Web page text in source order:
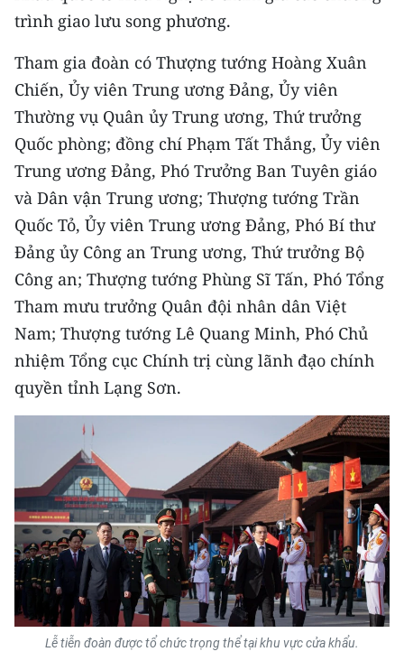
CHƯƠNG TRÌNH OCOP - MỖI XÃ
MỘT SẢN PHẨM
RADIO
MEDIA CENTER
E-Magazine
Video
Media Chính trị
Media Kinh tế
Media Văn hóa
Media Xã hội
Media Pháp luật
Media Du lịch
Media Thế giới
Media Thể thao
Media Giáo dục
Media Y tế
Media Khoa học - Công nghệ
trình giao lưu song phương.
Tham gia đoàn có Thượng tướng Hoàng Xuân
Chiến, Ủy viên Trung ương Đảng, Ủy viên
Thường vụ Quân ủy Trung ương, Thứ trưởng
Quốc phòng; đồng chí Phạm Tất Thắng, Ủy viên
Trung ương Đảng, Phó Trưởng Ban Tuyên giáo
và Dân vận Trung ương; Thượng tướng Trần
Quốc Tỏ, Ủy viên Trung ương Đảng, Phó Bí thư
Đảng ủy Công an Trung ương, Thứ trưởng Bộ
Công an; Thượng tướng Phùng Sĩ Tấn, Phó Tổng
Tham mưu trưởng Quân đội nhân dân Việt
Nam; Thượng tướng Lê Quang Minh, Phó Chủ
nhiệm Tổng cục Chính trị cùng lãnh đạo chính
quyền tỉnh Lạng Sơn.
Lễ tiễn đoàn được tổ chức trọng thể tại khu vực cửa khẩu.